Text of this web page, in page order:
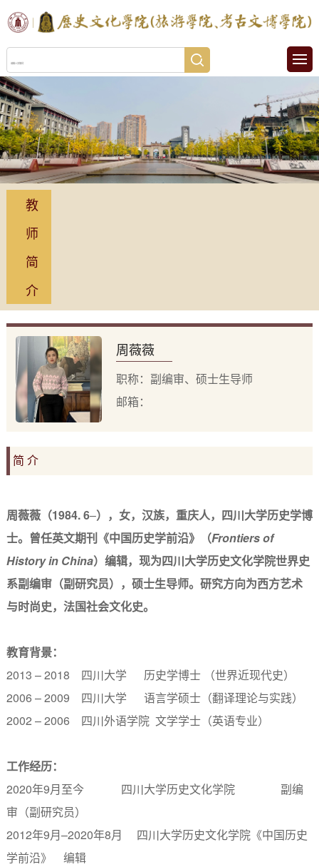
教
师
简
介
周薇薇
职称：副编审、硕士生导师
邮箱：
简 介
周薇薇（1984. 6–），女，汉族，重庆人， 四川大学历史学博
士。曾任英文期刊《中国历史学前沿》
（Frontiers of
History in China） 编辑，现为四川大学历史文化学院世界史
系副编审（副研究员），硕士生导师。研究方向为西方艺术
与时尚史，法国社会文化史。
教育背景：
2013 – 2018 四川大学 历史学博士 （世界近现代史）
2006 – 2009 四川大学 语言学硕士（翻译理论与实践）
2002 – 2006 四川外语学院 文学学士（英语专业）
工作经历：
2020年9月至今 四川大学历史文化学院 副编
审（副研究员）
2012年9月–2020年8月 四川大学历史文化学院《中国历史
学前沿》 编辑